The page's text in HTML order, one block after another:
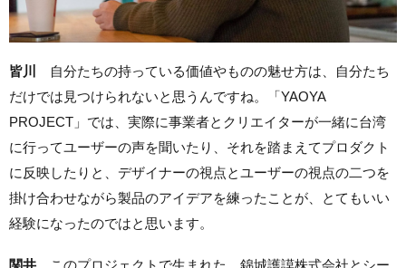
皆川
自分たちの持っている価値やものの魅せ方は、自分たち
だけでは見つけられないと思うんですね。「YAOYA
PROJECT」では、実際に事業者とクリエイターが一緒に台湾
に行ってユーザーの声を聞いたり、それを踏まえてプロダクト
に反映したりと、デザイナーの視点とユーザーの視点の二つを
掛け合わせながら製品のアイデアを練ったことが、とてもいい
経験になったのではと思います。